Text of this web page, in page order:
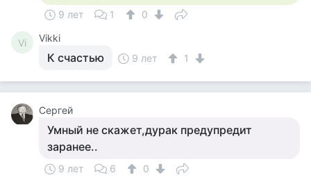
9 лет 1 0
Vi Vikki
К счастью 9 лет 1
Сергей
Умный не скажет,дурак предупредит
заранее..
9 лет 6 0